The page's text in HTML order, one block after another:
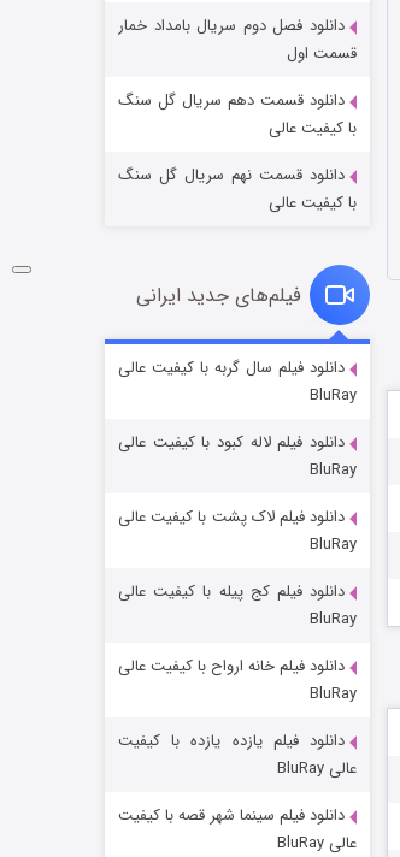
مردگان متحرک: شهر مرده ۳
قسمت 2 (زیرنویس) منتشر شد
شکست استوارت در نجات جهان
قسمت
شوگر فصل ۲
دانلود فصل دوم سریال بامداد خمار
قسمت اول
دانلود قسمت دهم سریال گل سنگ
با کیفیت عالی
دانلود قسمت نهم سریال گل سنگ
با کیفیت عالی
فیلم‌های جدید ایرانی
دانلود فیلم سال گربه با کیفیت عالی
BluRay
دانلود فیلم لاله کبود با کیفیت عالی
BluRay
دانلود فیلم لاک پشت با کیفیت عالی
BluRay
دانلود فیلم کج‌ پیله با کیفیت عالی
BluRay
دانلود فیلم خانه ارواح با کیفیت عالی
BluRay
دانلود فیلم یازده یازده با کیفیت
عالی BluRay
دانلود فیلم سینما شهر قصه با کیفیت
عالی BluRay